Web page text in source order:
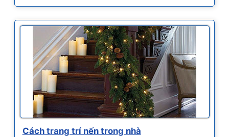
Cách trang trí nến trong nhà